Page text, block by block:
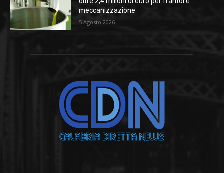
meccanizzazione
5 Agosto 2026